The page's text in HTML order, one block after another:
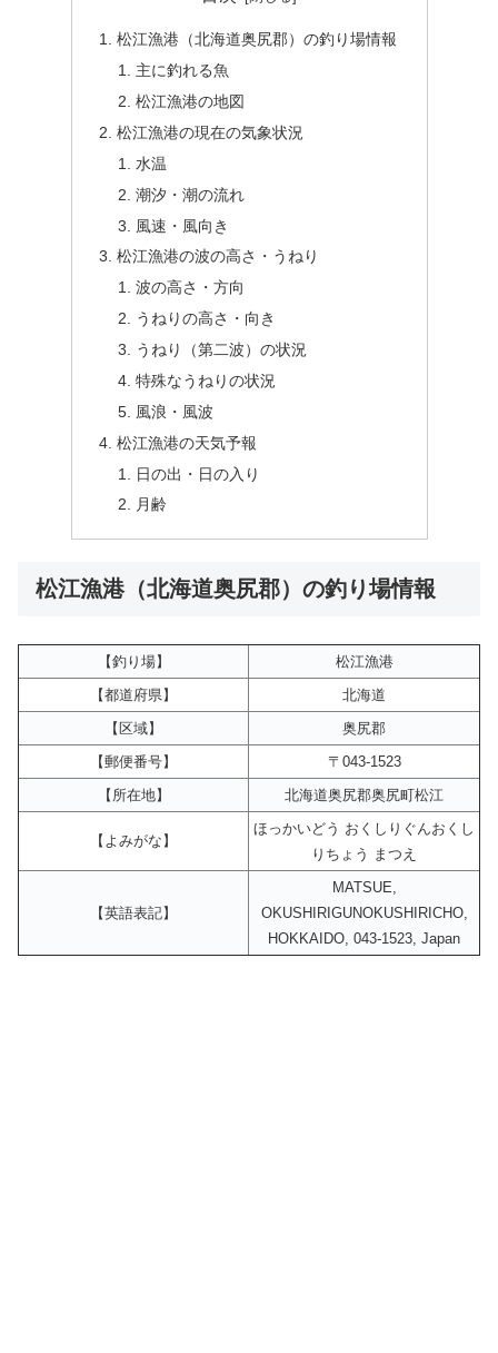
松江漁港（北海道奥尻郡）の釣り場情報
主に釣れる魚
松江漁港の地図
松江漁港の現在の気象状況
水温
潮汐・潮の流れ
風速・風向き
松江漁港の波の高さ・うねり
波の高さ・方向
うねりの高さ・向き
うねり（第二波）の状況
特殊なうねりの状況
風浪・風波
松江漁港の天気予報
日の出・日の入り
月齢
松江漁港（北海道奥尻郡）の釣り場情報
【釣り場】
松江漁港
【都道府県】
北海道
【区域】
奥尻郡
【郵便番号】
〒043-1523
【所在地】
北海道奥尻郡奥尻町松江
【よみがな】
ほっかいどう おくしりぐんおくし
りちょう まつえ
【英語表記】
MATSUE,
OKUSHIRIGUNOKUSHIRICHO,
HOKKAIDO, 043-1523, Japan